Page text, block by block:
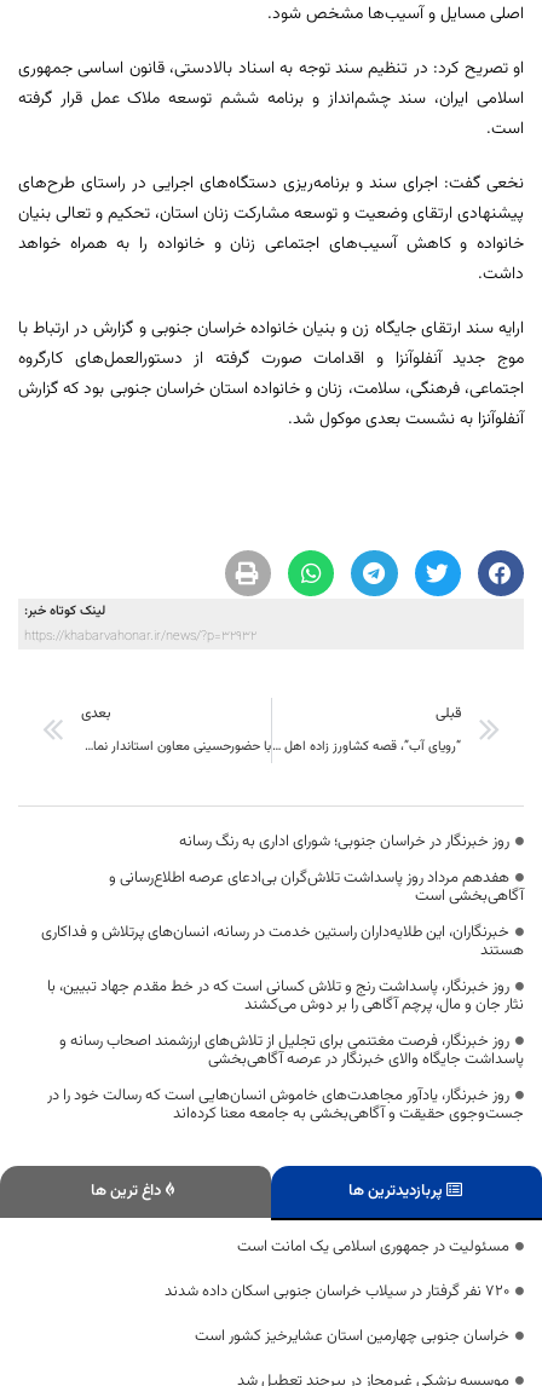
اصلی مسایل و آسیب‌ها مشخص شود.
او تصریح کرد: در تنظیم سند توجه به اسناد بالادستی، قانون اساسی جمهوری
اسلامی ایران، سند چشم‌انداز و برنامه ششم توسعه ملاک عمل قرار گرفته
است.
نخعی گفت: اجرای سند و برنامه‌ریزی دستگاه‌های اجرایی در راستای طرح‌های
پیشنهادی ارتقای وضعیت و توسعه مشارکت زنان استان، تحکیم و تعالی بنیان
خانواده و کاهش آسیب‌های اجتماعی زنان و خانواده را به همراه خواهد
داشت.
ارایه سند ارتقای جایگاه زن و بنیان خانواده خراسان جنوبی و گزارش در ارتباط با
موج جدید آنفلوآنزا و اقدامات صورت گرفته از دستورالعمل‌های کارگروه
اجتماعی، فرهنگی، سلامت، زنان و خانواده استان خراسان جنوبی بود که گزارش
آنفلوآنزا به نشست بعدی موکول شد.
لینک کوتاه خبر:
https://khabarvahonar.ir/news/?p=32932
قبلی
“رویای آب”، قصه کشاورز زاده اهل قائن در خراسان ‌جنوبی برنده جایزه دوم بخش کارآفرینی جشنواره “سینما حقیقت” شد
بعدی
با حضورحسینی معاون استاندار نمایشگاه رویش و حرکت در دانشگاه صنعتی بیرجند گشایش یافت
روز خبرنگار در خراسان جنوبی؛ شورای اداری به رنگ رسانه
هفدهم مرداد روز پاسداشت تلاش‌گران بی‌ادعای عرصه اطلاع‌رسانی و
آگاهی‌بخشی است
خبرنگاران، این طلایه‌داران راستین خدمت در رسانه، انسان‌های پرتلاش و فداکاری
هستند
روز خبرنگار، پاسداشت رنج و تلاش کسانی است که در خط مقدم جهاد تبیین، با
نثار جان و مال، پرچم آگاهی را بر دوش می‌کشند
روز خبرنگار، فرصت مغتنمی برای تجلیل از تلاش‌های ارزشمند اصحاب رسانه و
پاسداشت جایگاه والای خبرنگار در عرصه آگاهی‌بخشی
روز خبرنگار، یادآور مجاهدت‌های خاموش انسان‌هایی است که رسالت خود را در
جست‌وجوی حقیقت و آگاهی‌بخشی به جامعه معنا کرده‌اند
پربازدیدترین ها داغ ترین ها
مسئولیت در جمهوری اسلامی یک امانت است
720 نفر گرفتار در سیلاب خراسان جنوبی اسکان داده شدند
خراسان جنوبی چهارمین استان عشایرخیز کشور است